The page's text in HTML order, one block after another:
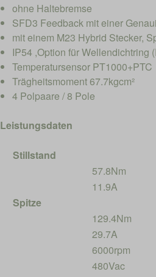
ohne Haltebremse
SFD3 Feedback mit einer
mit einem M23 Hybrid Stecker,
IP54 ,Option für Wellendichtring
Temperatursensor PT1000+PTC
Trägheitsmoment 67.7kgcm²
4 Polpaare / 8 Pole
Leistungsdaten
Stillstand
57.8Nm
11.9A
Spitze
129.4Nm
29.7A
6000rpm
480Vac